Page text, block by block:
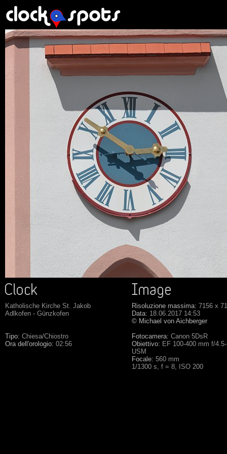
Katholische Kirche St. Jakob
Adlkofen - Günzkofen
Tipo: Chiesa/Chiostro
Ora dell'orologio: 02:56
Risoluzione massima: 7156 x
Data: 18.06.2017 14:53
© Michael von Aichberger
Fotocamera: Canon 5DsR
Obiettivo: EF 100-400 mm f/
USM
Focale: 560 mm
1/1300 s, f = 8, ISO 200